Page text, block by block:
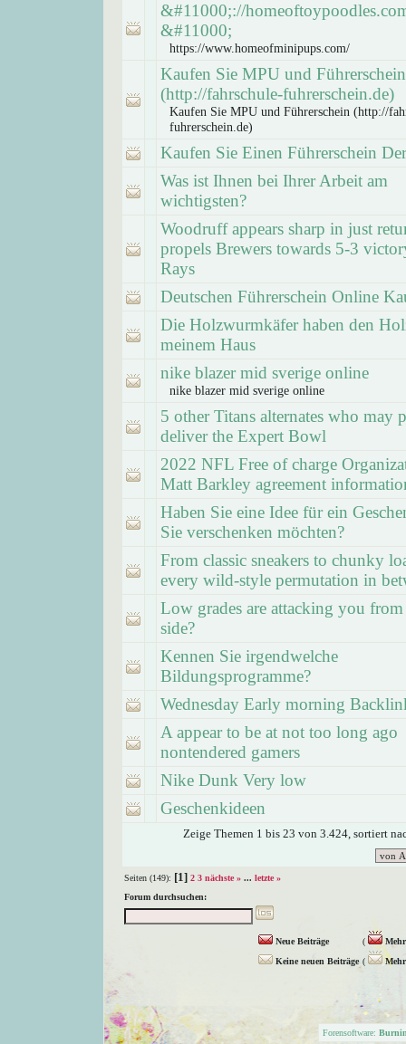
&#11000;://
&#11000;
https://www.homeofminipups.com/
Kaufen Sie MPU und Führerschein
(http://fahrschule-fuhrerschein.de)
Kaufen Sie MPU und Führerschein (http://
fuhrerschein.de)
Kaufen Sie Einen Führerschein
Was ist Ihnen bei Ihrer Arbeit am
wichtigsten?
Woodruff appears sharp in just
propels Brewers towards 5-3
Rays
Deutschen Führerschein Online
Die Holzwurmkäfer haben den
meinem Haus
nike blazer mid sverige online
nike blazer mid sverige online
5 other Titans alternates who may
deliver the Expert Bowl
2022 NFL Free of charge
Matt Barkley agreement
Haben Sie eine Idee für ein
Sie verschenken möchten?
From classic sneakers to chunky
every wild-style permutation in
Low grades are attacking you
side?
Kennen Sie irgendwelche
Bildungsprogramme?
Wednesday Early morning
A appear to be at not too long ago
nontendered gamers
Nike Dunk Very low
Geschenkideen
Zeige Themen 1 bis 23 von 3.424, sortiert
Seiten (149): [1] 2 3 nächste » ... letzte »
Forum durchsuchen:
Neue Beiträge (
Keine neuen Beiträge (
Forensoftware: